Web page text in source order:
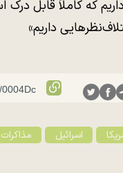
که کاملاً قابل درک
داریم»
اسرائیل